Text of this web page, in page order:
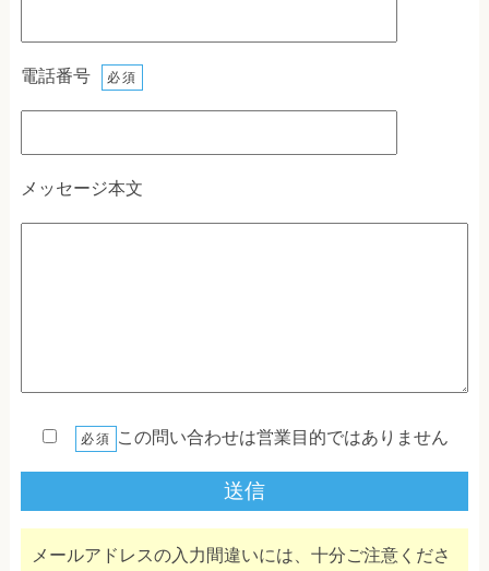
電話番号 必須
メッセージ本文
必須 この問い合わせは営業目的ではありません
メールアドレスの入力間違いには、十分ご注意くださ